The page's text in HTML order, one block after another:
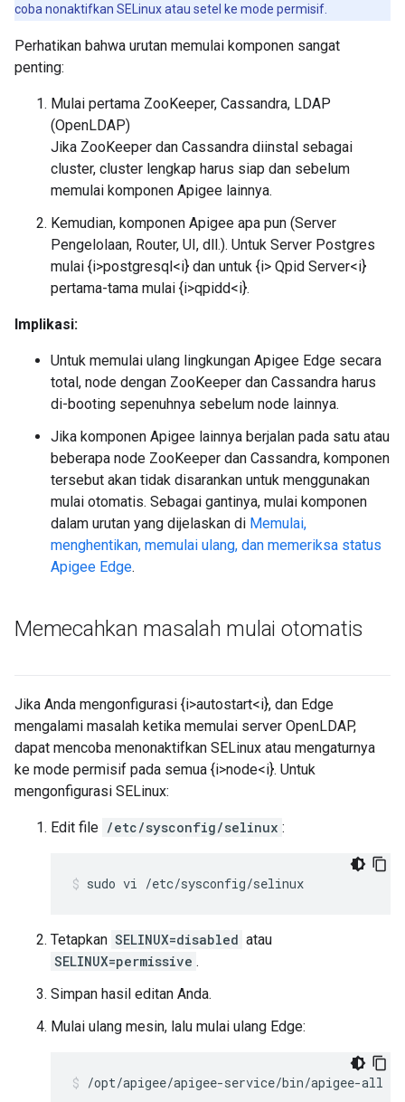
coba nonaktifkan SELinux atau setel ke mode permisif.
Perhatikan bahwa urutan memulai komponen sangat
penting:
Mulai pertama ZooKeeper, Cassandra, LDAP
(OpenLDAP)
Jika ZooKeeper dan Cassandra diinstal sebagai
cluster, cluster lengkap harus siap dan sebelum
memulai komponen Apigee lainnya.
Kemudian, komponen Apigee apa pun (Server
Pengelolaan, Router, UI, dll.). Untuk Server Postgres
mulai {i>postgresql<i} dan untuk {i> Qpid Server<i}
pertama-tama mulai {i>qpidd<i}.
Implikasi:
Untuk memulai ulang lingkungan Apigee Edge secara
total, node dengan ZooKeeper dan Cassandra harus
di-booting sepenuhnya sebelum node lainnya.
Jika komponen Apigee lainnya berjalan pada satu atau
beberapa node ZooKeeper dan Cassandra, komponen
tersebut akan tidak disarankan untuk menggunakan
mulai otomatis. Sebagai gantinya, mulai komponen
dalam urutan yang dijelaskan di Memulai,
menghentikan, memulai ulang, dan memeriksa status
Apigee Edge.
Memecahkan masalah mulai otomatis
Jika Anda mengonfigurasi {i>autostart<i}, dan Edge
mengalami masalah ketika memulai server OpenLDAP,
dapat mencoba menonaktifkan SELinux atau mengaturnya
ke mode permisif pada semua {i>node<i}. Untuk
mengonfigurasi SELinux:
Edit file /etc/sysconfig/selinux :
sudo vi /etc/sysconfig/selinux
Tetapkan SELINUX=disabled atau
SELINUX=permissive .
Simpan hasil editan Anda.
Mulai ulang mesin, lalu mulai ulang Edge:
/opt/apigee/apigee-service/bin/apigee-all